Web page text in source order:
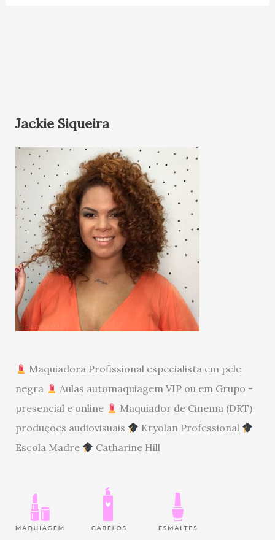
Jackie Siqueira
Maquiadora Profissional especialista em pele
negra
Aulas automaquiagem VIP ou em Grupo -
presencial e online
Maquiador de Cinema (DRT)
produções audiovisuais
Kryolan Professional
Escola Madre
Catharine Hill